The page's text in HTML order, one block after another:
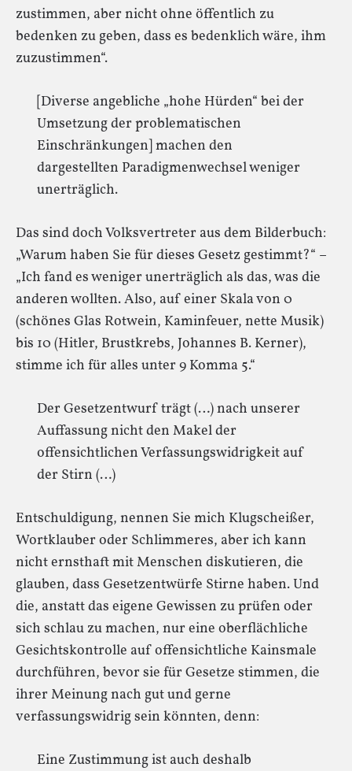
zustimmen, aber nicht ohne öffentlich zu
bedenken zu geben, dass es bedenklich wäre, ihm
zuzustimmen“.
[Diverse angebliche „hohe Hürden“ bei der
Umsetzung der problematischen
Einschränkungen] machen den
dargestellten Paradigmenwechsel weniger
unerträglich.
Das sind doch Volksvertreter aus dem Bilderbuch:
„Warum haben Sie für dieses Gesetz gestimmt?“ –
„Ich fand es weniger unerträglich als das, was die
anderen wollten. Also, auf einer Skala von 0
(schönes Glas Rotwein, Kaminfeuer, nette Musik)
bis 10 (Hitler, Brustkrebs, Johannes B. Kerner),
stimme ich für alles unter 9 Komma 5.“
Der Gesetzentwurf trägt (…) nach unserer
Auffassung nicht den Makel der
offensichtlichen Verfassungswidrigkeit auf
der Stirn (…)
Entschuldigung, nennen Sie mich Klugscheißer,
Wortklauber oder Schlimmeres, aber ich kann
nicht ernsthaft mit Menschen diskutieren, die
glauben, dass Gesetzentwürfe Stirne haben. Und
die, anstatt das eigene Gewissen zu prüfen oder
sich schlau zu machen, nur eine oberflächliche
Gesichtskontrolle auf offensichtliche Kainsmale
durchführen, bevor sie für Gesetze stimmen, die
ihrer Meinung nach gut und gerne
verfassungswidrig sein könnten, denn:
Eine Zustimmung ist auch deshalb